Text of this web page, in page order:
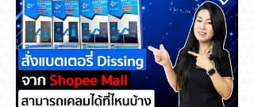
ซื้อ iPad , MacBook ราคา
นักศึกษา ต้องยืนยันสิทธิ์แล้วนะ